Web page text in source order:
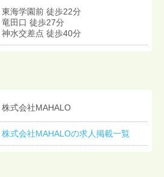
東海学園前 徒歩22分
竜田口 徒歩27分
神水交差点 徒歩40分
株式会社MAHALO
株式会社MAHALOの求人掲載一覧